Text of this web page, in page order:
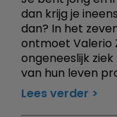
dan krijg je
dan? In het
ontmoet Valerio
ongeneeslijk
van hun leven
Lees verder